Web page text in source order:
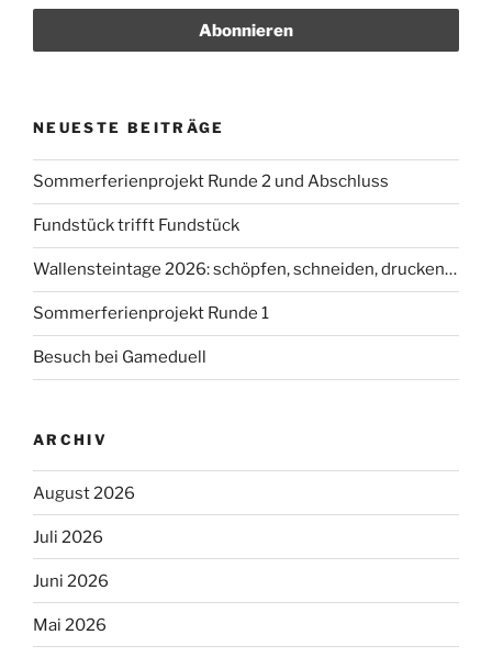
NEUESTE BEITRÄGE
Sommerferienprojekt Runde 2 und Abschluss
Fundstück trifft Fundstück
Wallensteintage 2026: schöpfen, schneiden, drucken…
Sommerferienprojekt Runde 1
Besuch bei Gameduell
ARCHIV
August 2026
Juli 2026
Juni 2026
Mai 2026